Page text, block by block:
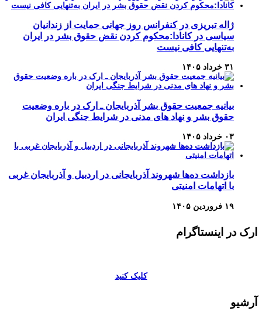
ژاله تبریزی در کنفرانس روز جهانی حمایت از زندانیان
سیاسی در کانادا:محکوم کردن نقض حقوق بشر در ایران
به‌تنهایی کافی نیست
۳۱ خرداد ۱۴۰۵
بیانیه جمعیت حقوق بشر آذربایجان ـ ارک در باره وضعیت
حقوق بشر و نهاد های مدنی در شرایط جنگی ایران
۰۳ خرداد ۱۴۰۵
بازداشت ده‌ها شهروند آذربایجانی در اردبیل و آذربایجان غربی
با اتهامات امنیتی
۱۹ فروردین ۱۴۰۵
ارک در اینستاگرام
کلیک کنید
آرشیو